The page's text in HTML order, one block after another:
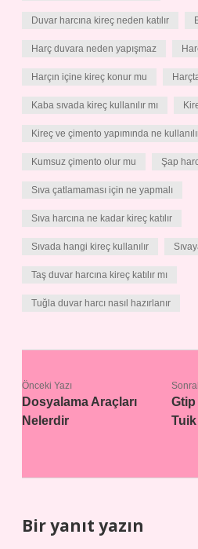
Duvar harcına kireç neden katılır
Harç duvara neden yapışmaz
Harçın içine kireç konur mu
Kaba sıvada kireç kullanılır mı
Kireç ve çimento yapımında ne
Kumsuz çimento olur mu Şap
Sıva çatlamaması için ne yapmalı
Sıva harcına ne kadar kireç katılır
Sıvada hangi kireç kullanılır
Taş duvar harcına kireç katılır mı
Tuğla duvar harcı nasıl hazırlanır
Önceki Yazı
Dosyalama Araçları
Nelerdir
Tuik
Bir yanıt yazın